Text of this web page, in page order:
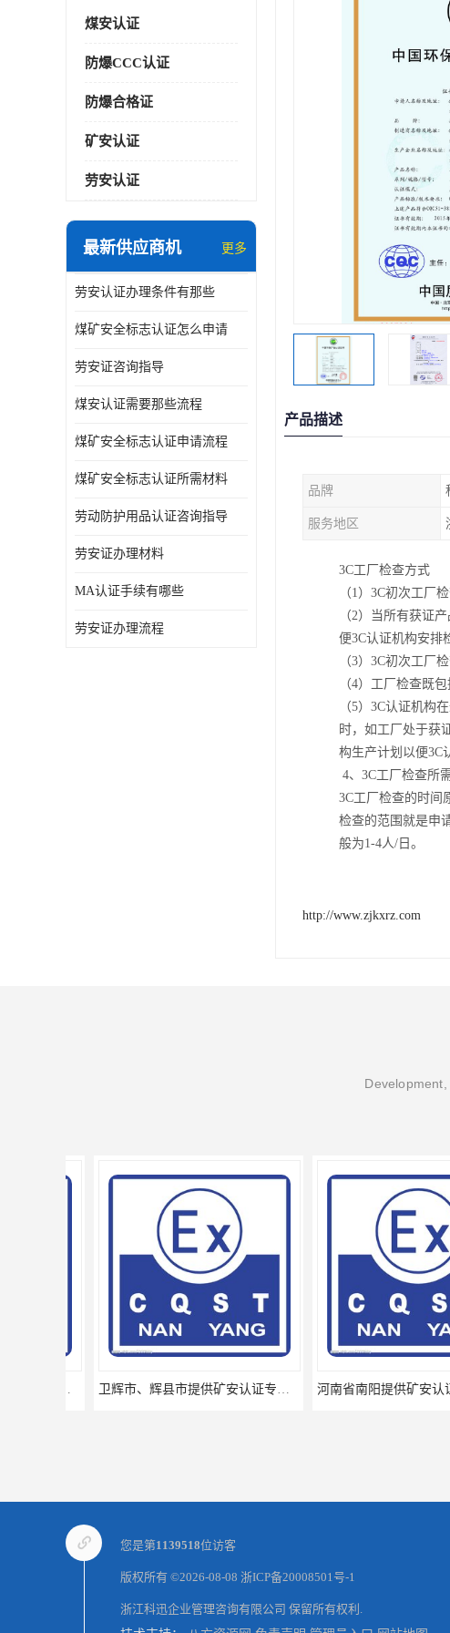
煤安认证
防爆CCC认证
防爆合格证
矿安认证
劳安认证
最新供应商机 更多
劳安认证办理条件有那些
煤矿安全标志认证怎么申请
劳安证咨询指导
煤安认证需要那些流程
煤矿安全标志认证申请流程
煤矿安全标志认证所需材料
劳动防护用品认证咨询指导
劳安证办理材料
MA认证手续有哪些
劳安证办理流程
产品描述
品牌
服务地区
3C工厂检查方式
（1）3C初次工厂
（2）当所有获证
便3C认证机构安排
（3）3C初次工厂
（4）工厂检查既
（5）3C认证机构
时，如工厂处于获
构生产计划以便3C
4、3C工厂检查所
3C工厂检查的时间
检查的范围就是申
般为1-4人/日。
http://www.zjkxrz.com
卫辉市、辉县市提供矿安认证专业技术服务值得信赖的咨询专家
您是第1139518位访客
版权所有 ©2026-08-08 浙ICP备20008501号-1
浙江科迅企业管理咨询有限公司 保留所有权利.